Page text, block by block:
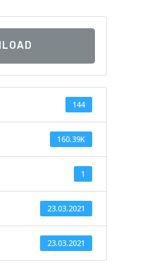
144
160.39K
1
23.03.2021
23.03.2021